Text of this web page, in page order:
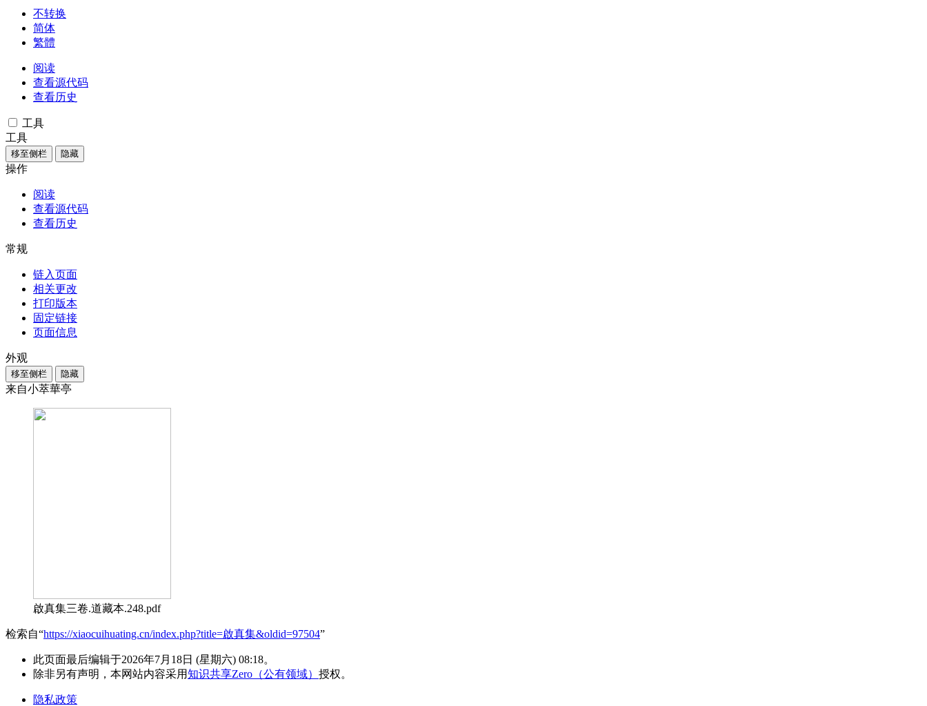
不转换
简体
繁體
阅读
查看源代码
查看历史
工具
工具
移至侧栏 隐藏
操作
阅读
查看源代码
查看历史
常规
链入页面
相关更改
打印版本
固定链接
页面信息
外观
移至侧栏 隐藏
来自小萃華亭
啟真集三卷.道藏本.248.pdf
检索自“https://xiaocuihuating.cn/index.php?title=啟真集&oldid=97504”
此页面最后编辑于2026年7月18日 (星期六) 08:18。
除非另有声明，本网站内容采用知识共享Zero（公有领域） 授权。
隐私政策